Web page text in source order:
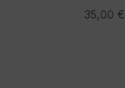
35,00 €